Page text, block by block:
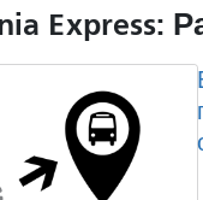
Express: